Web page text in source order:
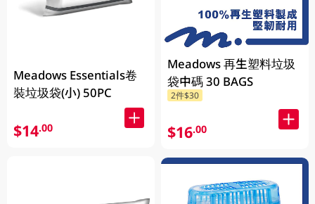
Meadows Essentials卷
裝垃圾袋(小) 50PC
$14.00
Meadows 再生塑料垃圾
袋中碼 30 BAGS
2件$30
$16.00